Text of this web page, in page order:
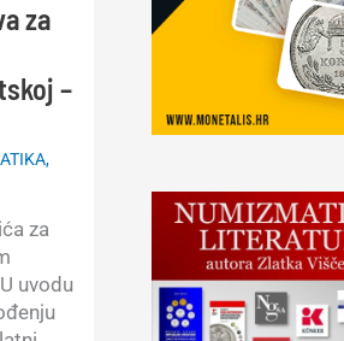
za
–
,
za
uvodu